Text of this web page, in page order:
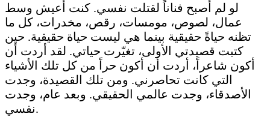
لو لم أصبح فناناً لقتلت نفسي. كنت أعيش وسط
عمال، لصوص، مومسات، رقص، مخدرات، كل ما
تظنه حياةً حقيقية بينما هي ليست حياة حقيقية. حين
كتبت قصيدتي الأولى، تغيّرت حياتي. لقد أردت أن
أكون شاعراً، أردت أن أكون حراً من كل تلك الأشياء
التي كانت تحاصرني. ومن تلك القصيدة، وجدت
الأصدقاء، وجدت عالمي الحقيقي. وبعد عام، وجدت
نفسي.